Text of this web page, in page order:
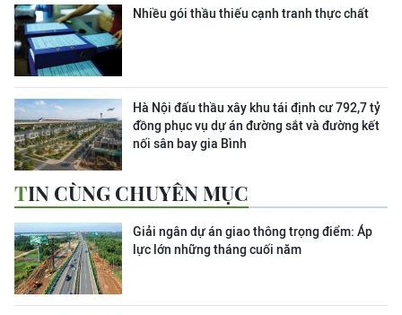
Nhiều gói thầu thiếu cạnh tranh thực chất
Hà Nội đấu thầu xây khu tái định cư 792,7 tỷ
đồng phục vụ dự án đường sắt và đường kết
nối sân bay gia Bình
TIN CÙNG CHUYÊN MỤC
Giải ngân dự án giao thông trọng điểm: Áp
lực lớn những tháng cuối năm